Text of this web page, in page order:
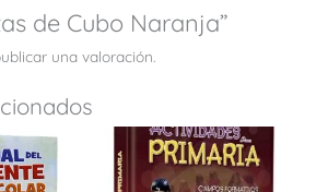
de Cubo Naranja”
una valoración.